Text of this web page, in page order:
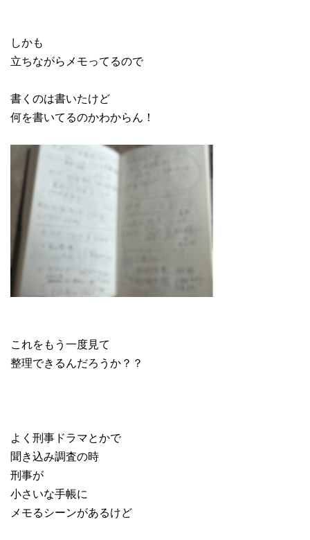
しかも
立ちながらメモってるので
書くのは書いたけど
何を書いてるのかわからん！
これをもう一度見て
整理できるんだろうか？？
よく刑事ドラマとかで
聞き込み調査の時
刑事が
小さいな手帳に
メモるシーンがあるけど